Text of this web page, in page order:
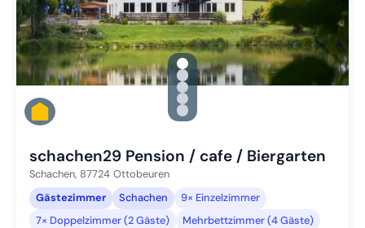
gallery.slide_selector
Zu Slide 1 wechseln
Zu Slide 2 wechseln
Zu Slide 3 wechseln
Zu Slide 4 wechseln
Zu Slide 5 wechseln
schachen29 Pension / cafe / Biergarten
Schachen, 87724 Ottobeuren
Gästezimmer
Schachen
9× Einzelzimmer
7× Doppelzimmer (2 Gäste)
Mehrbettzimmer (4 Gäste)